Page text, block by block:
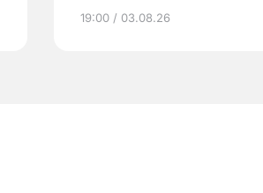
19:00 / 03.08.26